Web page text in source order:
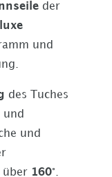
der
und
des Tuches
und
und
über 160°